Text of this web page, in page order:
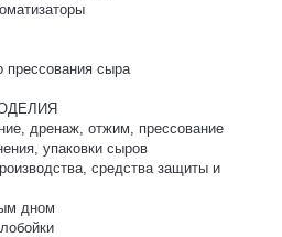
сыра
дренаж, отжим, прессование
упаковки сыров
средства защиты и
дном